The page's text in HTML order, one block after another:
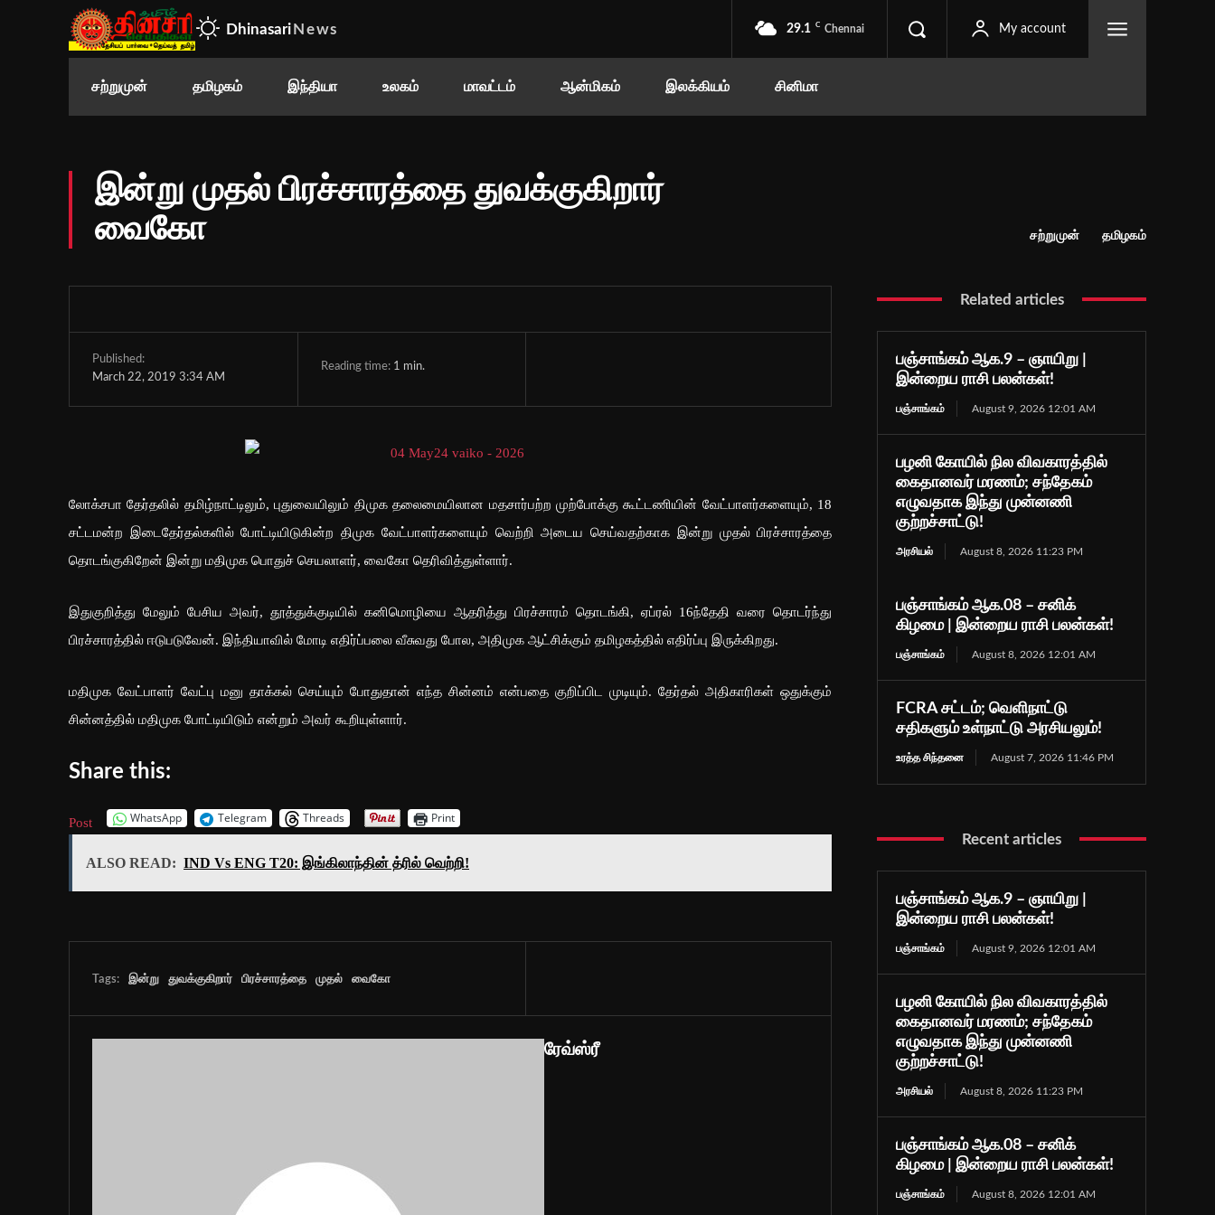
Dhinasari News 29.1 C Chennai My account
சற்றுமுன் தமிழகம் இந்தியா உலகம் மாவட்டம் ஆன்மிகம் இலக்கியம் சினிமா
இன்று முதல் பிரச்சாரத்தை துவக்குகிறார்
வைகோ
சற்றுமுன் தமிழகம்
Published:
March 22, 2019 3:34 AM
Reading time: 1 min.
லோக்சபா தேர்தலில் தமிழ்நாட்டிலும், புதுவையிலும் திமுக தலைமையிலான மதசார்பற்ற முற்போக்கு கூட்டணியின் வேட்பாளர்களையும், 18
சட்டமன்ற இடைதேர்தல்களில் போட்டியிடுகின்ற திமுக வேட்பாளர்களையும் வெற்றி அடைய செய்வதற்காக இன்று முதல் பிரச்சாரத்தை
தொடங்குகிறேன் இன்று மதிமுக பொதுச் செயலாளர், வைகோ தெரிவித்துள்ளார்.
இதுகுறித்து மேலும் பேசிய அவர், தூத்துக்குடியில் கனிமொழியை ஆதரித்து பிரச்சாரம் தொடங்கி, ஏப்ரல் 16ந்தேதி வரை தொடர்ந்து
பிரச்சாரத்தில் ஈடுபடுவேன். இந்தியாவில் மோடி எதிர்ப்பலை வீசுவது போல, அதிமுக ஆட்சிக்கும் தமிழகத்தில் எதிர்ப்பு இருக்கிறது.
மதிமுக வேட்பாளர் வேட்பு மனு தாக்கல் செய்யும் போதுதான் எந்த சின்னம் என்பதை குறிப்பிட முடியும். தேர்தல் அதிகாரிகள் ஒதுக்கும்
சின்னத்தில் மதிமுக போட்டியிடும் என்றும் அவர் கூறியுள்ளார்.
Share this:
Post WhatsApp Telegram Threads Print
ALSO READ: IND Vs ENG T20: இங்கிலாந்தின் த்ரில் வெற்றி!
Tags: இன்று துவக்குகிறார் பிரச்சாரத்தை முதல் வைகோ
ரேவ்ஸ்ரீ
Related articles
பஞ்சாங்கம் ஆக.9 – ஞாயிறு |
இன்றைய ராசி பலன்கள்!
பஞ்சாங்கம் August 9, 2026 12:01 AM
பழனி கோயில் நில விவகாரத்தில்
கைதானவர் மரணம்; சந்தேகம்
எழுவதாக இந்து முன்னணி
குற்றச்சாட்டு!
அரசியல் August 8, 2026 11:23 PM
பஞ்சாங்கம் ஆக.08 – சனிக்
கிழமை | இன்றைய ராசி பலன்கள்!
பஞ்சாங்கம் August 8, 2026 12:01 AM
FCRA சட்டம்; வெளிநாட்டு
சதிகளும் உள்நாட்டு அரசியலும்!
உரத்த சிந்தனை August 7, 2026 11:46 PM
Recent articles
பஞ்சாங்கம் ஆக.9 – ஞாயிறு |
இன்றைய ராசி பலன்கள்!
பஞ்சாங்கம் August 9, 2026 12:01 AM
பழனி கோயில் நில விவகாரத்தில்
கைதானவர் மரணம்; சந்தேகம்
எழுவதாக இந்து முன்னணி
குற்றச்சாட்டு!
அரசியல் August 8, 2026 11:23 PM
பஞ்சாங்கம் ஆக.08 – சனிக்
கிழமை | இன்றைய ராசி பலன்கள்!
பஞ்சாங்கம் August 8, 2026 12:01 AM